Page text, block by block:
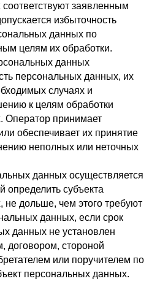
заявленным
избыточность
данных по
целям их обработки.
данных
персональных данных, их
случаях и
к целям обработки
Оператор принимает
обеспечивает их принятие
неполных или неточных
данных осуществляется
субъекта
дольше, чем этого требуют
данных, если срок
данных не установлен
договором, стороной
или поручителем по
персональных данных.